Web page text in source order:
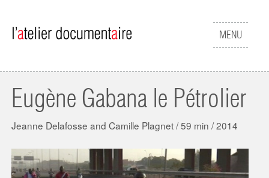
Afficher
le
MENU
Eugène Gabana le Pétrolier
Jeanne Delafosse and Camille Plagnet / 59 min / 2014